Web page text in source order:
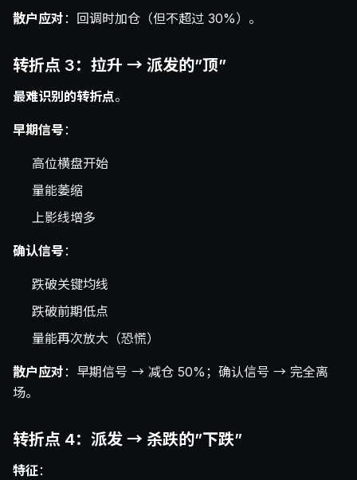
散户应对：回调时加仓（但不超过 30%）。
转折点 3：拉升 → 派发的”顶”
最难识别的转折点。
早期信号：
高位横盘开始
量能萎缩
上影线增多
确认信号：
跌破关键均线
跌破前期低点
量能再次放大（恐慌）
散户应对：早期信号 → 减仓 50%；确认信号 → 完全离
场。
转折点 4：派发 → 杀跌的”下跌”
特征：